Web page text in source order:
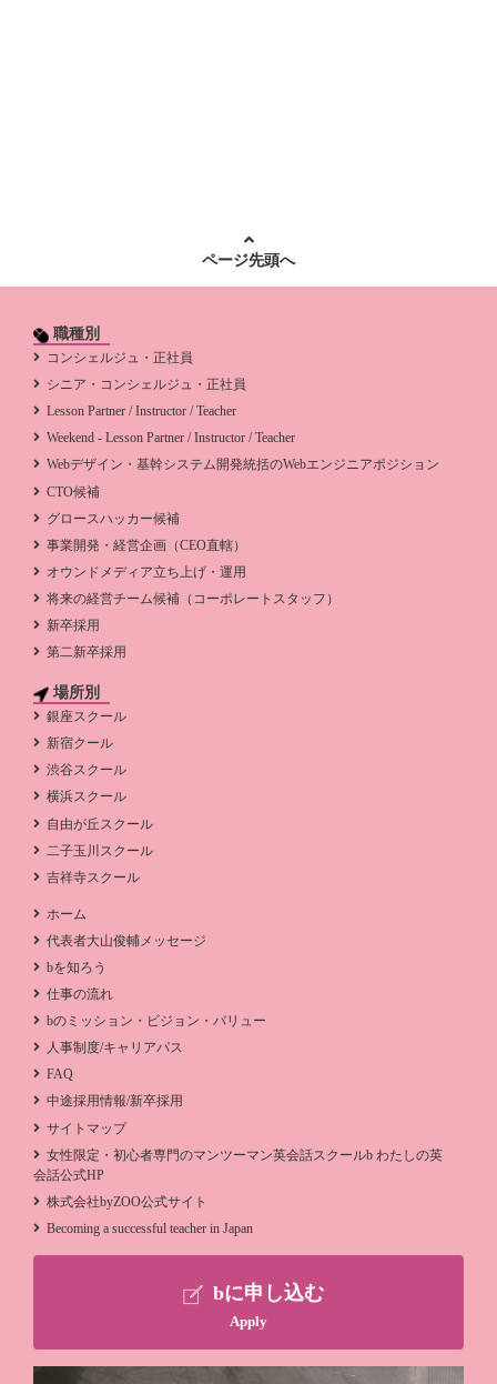
ページ先頭へ
職種別
コンシェルジュ・正社員
シニア・コンシェルジュ・正社員
Lesson Partner / Instructor / Teacher
Weekend - Lesson Partner / Instructor / Teacher
Webデザイン・基幹システム開発統括のWebエンジニアポジション
CTO候補
グロースハッカー候補
事業開発・経営企画（CEO直轄）
オウンドメディア立ち上げ・運用
将来の経営チーム候補（コーポレートスタッフ）
新卒採用
第二新卒採用
場所別
銀座スクール
新宿クール
渋谷スクール
横浜スクール
自由が丘スクール
二子玉川スクール
吉祥寺スクール
ホーム
代表者大山俊輔メッセージ
bを知ろう
仕事の流れ
bのミッション・ビジョン・バリュー
人事制度/キャリアパス
FAQ
中途採用情報/新卒採用
サイトマップ
女性限定・初心者専門のマンツーマン英会話スクールb わたしの英
会話公式HP
株式会社byZOO公式サイト
Becoming a successful teacher in Japan
bに申し込む
Apply